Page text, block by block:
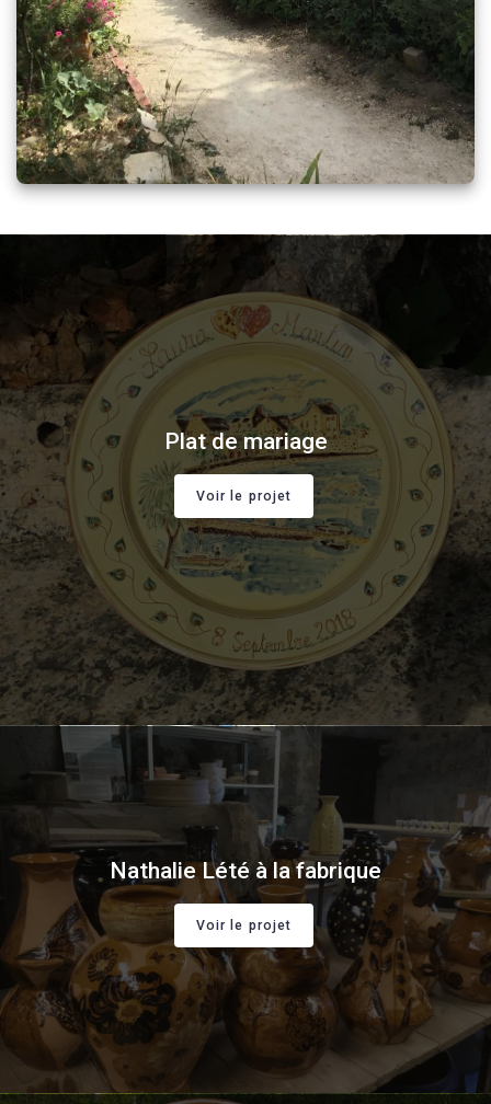
Plat de mariage
Voir le projet
Nathalie Lété à la fabrique
Voir le projet